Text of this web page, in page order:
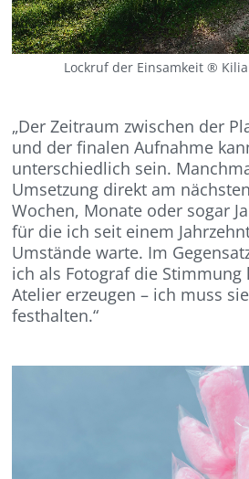
Lockruf der Einsamkeit ®
„Der Zeitraum zwischen der
und der finalen Aufnahme
unterschiedlich sein.
Umsetzung direkt am
Wochen, Monate oder sogar
für die ich seit einem
Umstände warte. Im
ich als Fotograf die
Atelier erzeugen – ich muss
festhalten.“